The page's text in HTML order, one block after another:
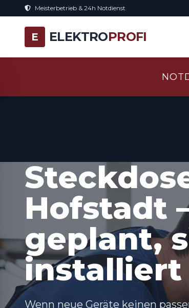
Meisterbetrieb & 24h Notdienst
E ELEKTROPROFI
Hofstadt
geplant,
installiert
Wenn neue Geräte keinen